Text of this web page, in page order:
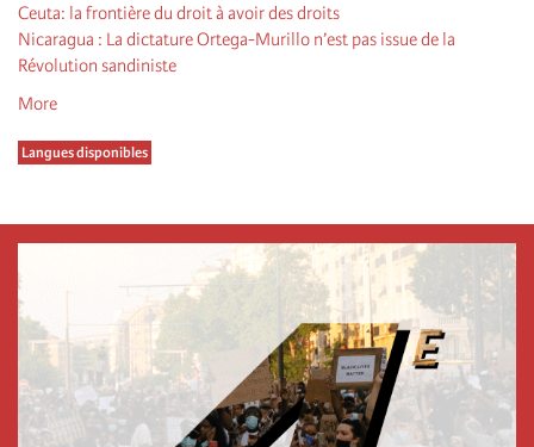
Ceuta: la frontière du droit à avoir des droits
Nicaragua : La dictature Ortega-Murillo n’est pas issue de la
Révolution sandiniste
More
Langues disponibles